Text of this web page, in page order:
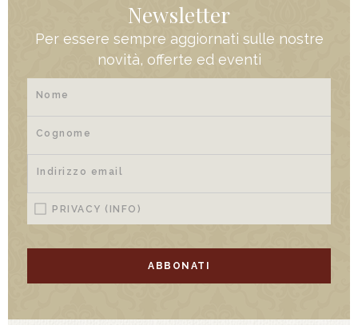
Newsletter
Per essere sempre aggiornati sulle nostre
novità, offerte ed eventi
PRIVACY (INFO)
ABBONATI